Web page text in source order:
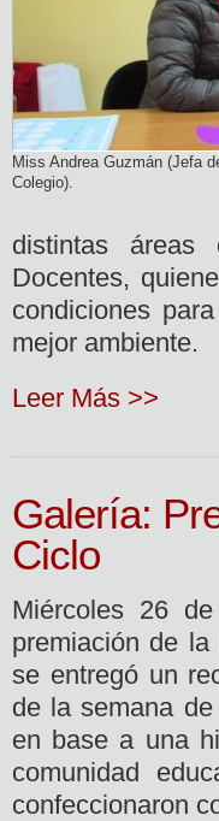
Miss Andrea Guzmán (Jefa
Colegio).
distintas áreas
Docentes,
condiciones
mejor ambiente.
Leer Más >>
Galería:
Ciclo
Miércoles 26
premiación de
se entregó un
de la semana
en base a una
comunidad
confeccionaron